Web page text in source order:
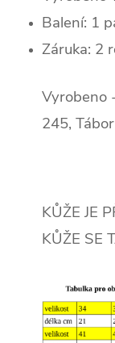
Balení: 1
Záruka: 2
Vyrobeno
245, Tábor
KŮŽE JE
KŮŽE SE